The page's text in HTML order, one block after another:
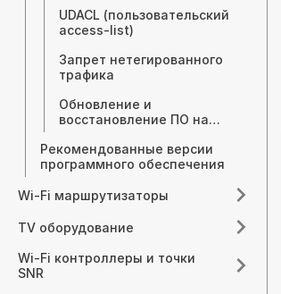
UDACL (пользовательский
access-list)
Запрет нетегированного
трафика
Обновление и
восстановление ПО на
Рекомендованные версии
программного обеспечения
Wi-Fi маршрутизаторы
TV оборудование
Wi-Fi контроллеры и точки
SNR